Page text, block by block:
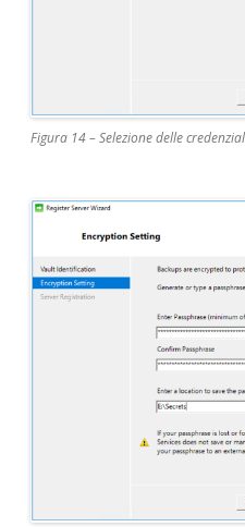
Figura 14 – Selezione delle